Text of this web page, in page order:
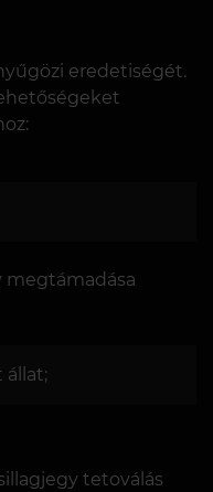
eredetiségét.
megtámadása
állat;
tetoválás